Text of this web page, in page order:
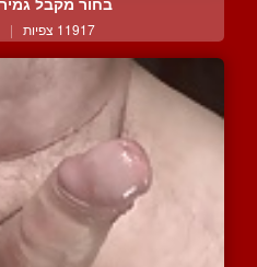
11917 צפיות |